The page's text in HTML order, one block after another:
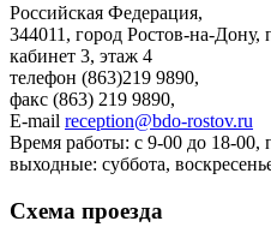
Российская Федерация,
344011, город Ростов-на-Дону,
кабинет 3, этаж 4
телефон (863)219 9890,
факс (863) 219 9890,
E-mail reception@bdo-rostov.ru
Время работы: с 9-00 до 18-00,
выходные: суббота,
Схема проезда